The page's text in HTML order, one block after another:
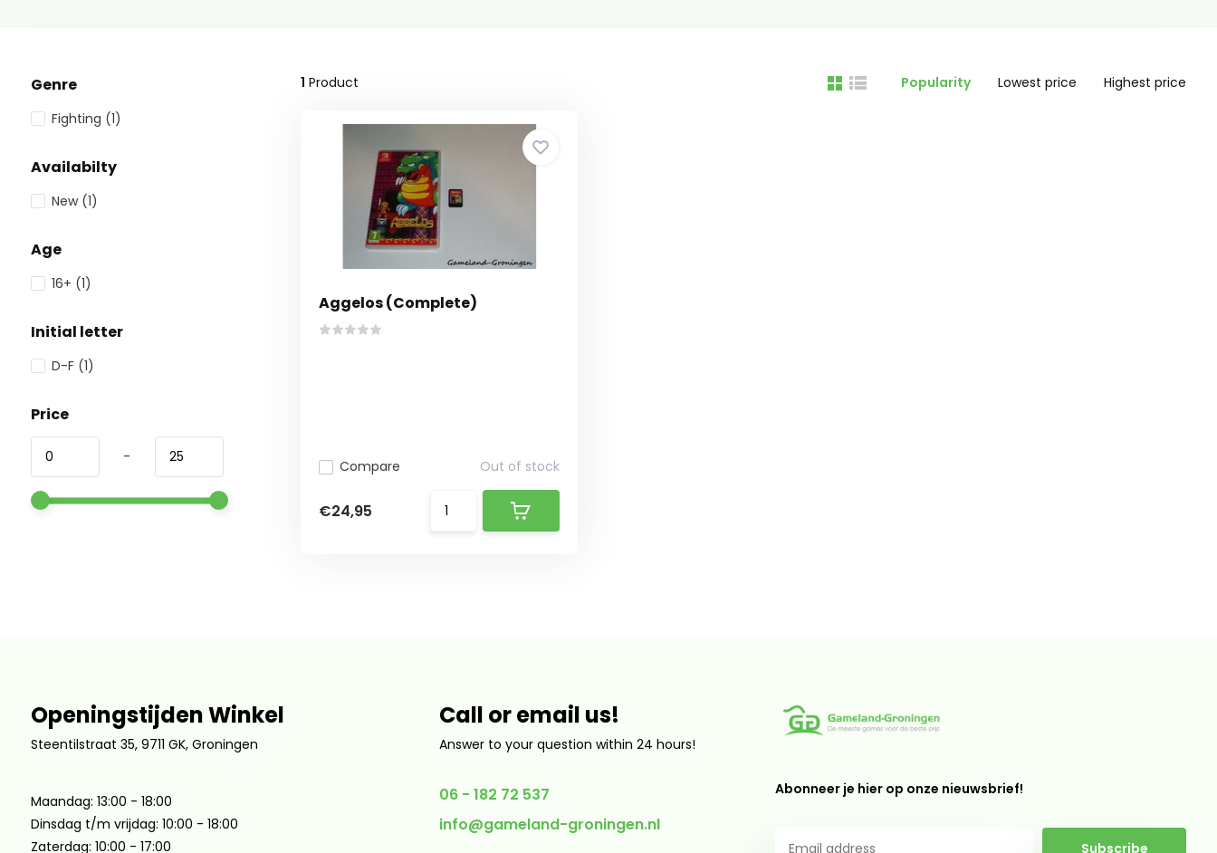
Genre
Fighting (1)
Availabilty
New (1)
Age
16+ (1)
Initial letter
D-F (1)
Price
-
1 Product Popularity Lowest price Highest price
Aggelos (Complete)
Compare Out of stock
€24,95
Openingstijden Winkel
Steentilstraat 35, 9711 GK, Groningen
Maandag: 13:00 - 18:00
Dinsdag t/m vrijdag: 10:00 - 18:00
Zaterdag: 10:00 - 17:00
Call or email us!
Answer to your question within 24 hours!
06 - 182 72 537
info@gameland-groningen.nl
Abonneer je hier op onze nieuwsbrief!
Subscribe